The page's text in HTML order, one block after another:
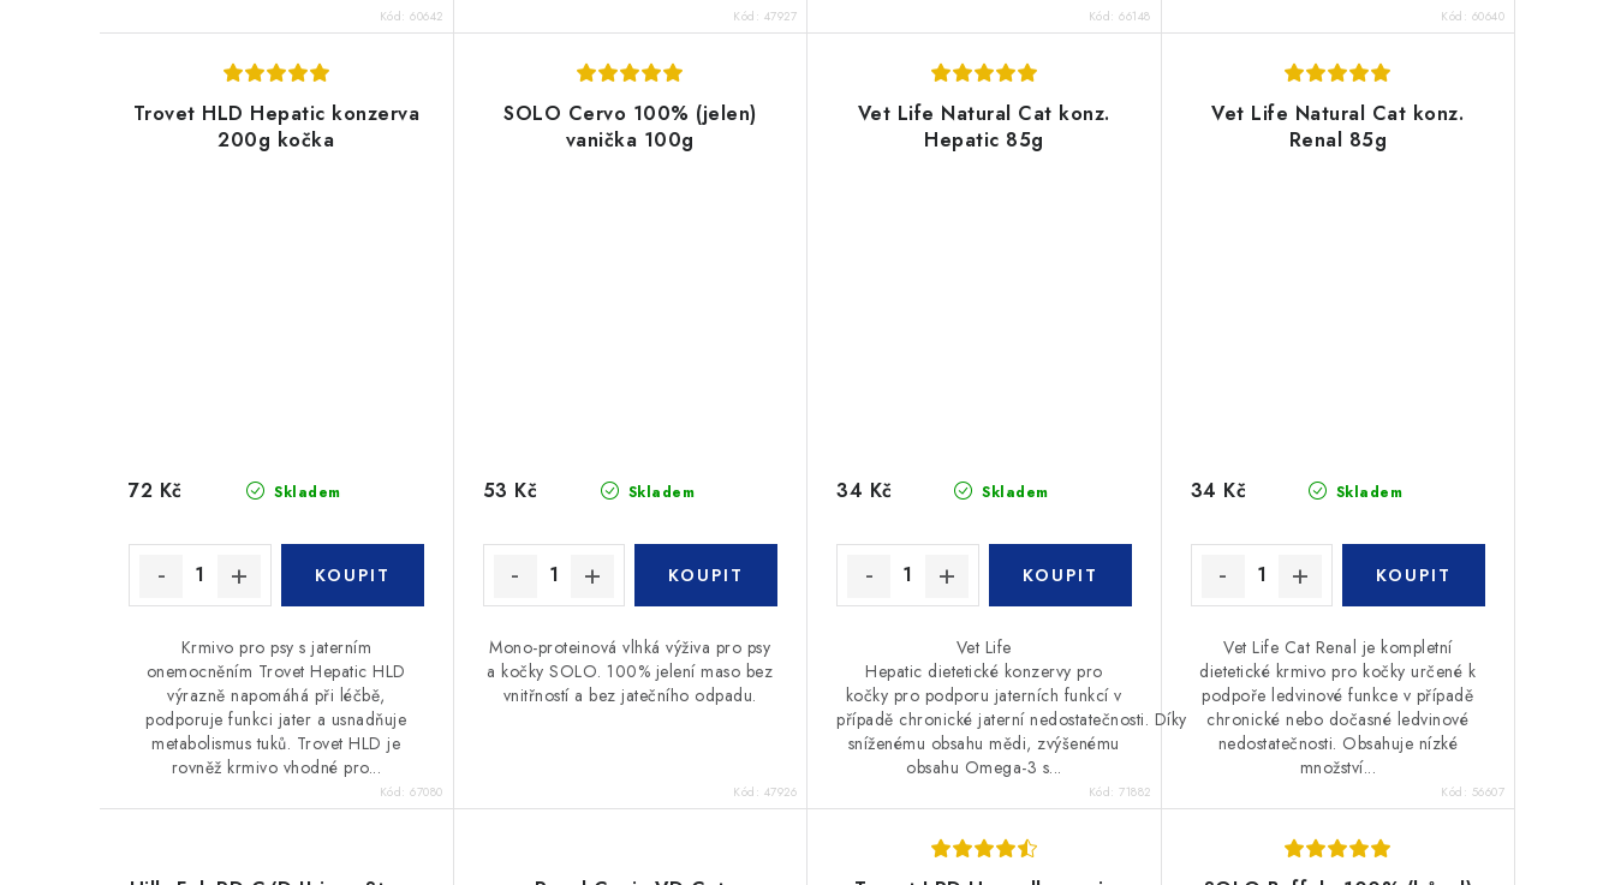
Kód: 60642 Kód: 47927 Kód: 66148 Kód: 60640
Trovet HLD Hepatic konzerva
200g kočka
Skladem
72 Kč
Krmivo pro psy s jaterním
onemocněním Trovet Hepatic HLD
výrazně napomáhá při léčbě,
podporuje funkci jater a usnadňuje
metabolismus tuků. Trovet HLD je
rovněž krmivo vhodné pro...
Kód: 67080
SOLO Cervo 100% (jelen)
vanička 100g
Skladem
53 Kč
Mono-proteinová vlhká výživa pro psy
a kočky SOLO. 100% jelení maso bez
vnitřností a bez jatečního odpadu.
Kód: 47926
Vet Life Natural Cat konz.
Hepatic 85g
Skladem
34 Kč
Vet Life
Hepatic dietetické konzervy pro
kočky pro podporu jaterních funkcí v
případě chronické jaterní nedostatečnosti. Díky
sníženému obsahu mědi, zvýšenému
obsahu Omega-3 s...
Kód: 71882
Vet Life Natural Cat konz.
Renal 85g
Skladem
34 Kč
Vet Life Cat Renal je kompletní
dietetické krmivo pro kočky určené k
podpoře ledvinové funkce v případě
chronické nebo dočasné ledvinové
nedostatečnosti. Obsahuje nízké
množství...
Kód: 56607